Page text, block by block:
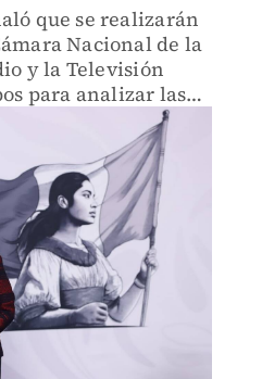
que se realizarán
Nacional de la
y la Televisión
para analizar las